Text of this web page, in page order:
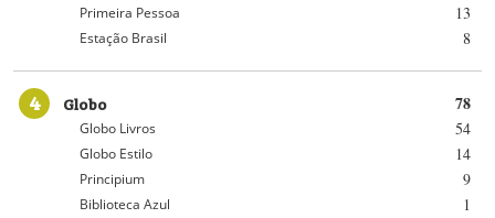
13
Primeira Pessoa
8
Estação Brasil
4 78
Globo
54
Globo Livros
14
Globo Estilo
9
Principium
1
Biblioteca Azul